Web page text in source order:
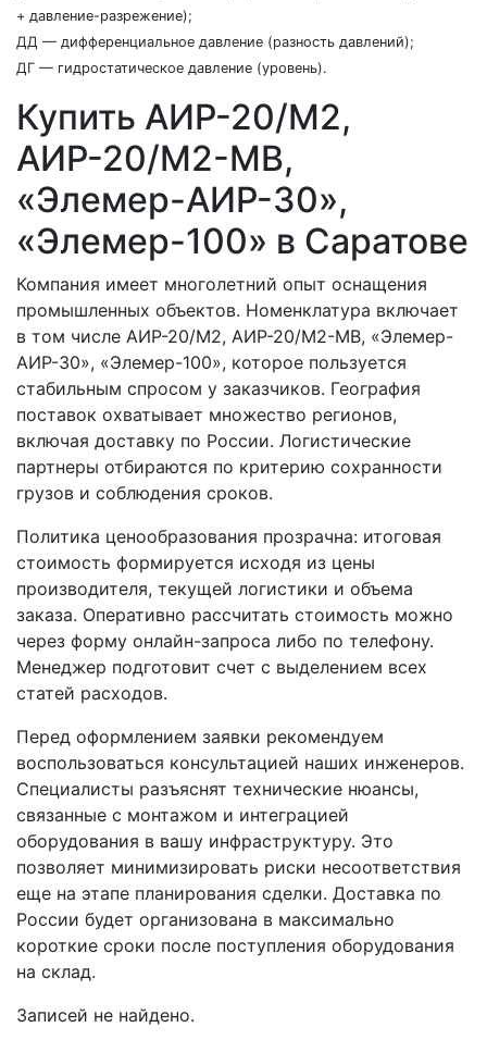
+ давление-разрежение);
ДД — дифференциальное давление (разность давлений);
ДГ — гидростатическое давление (уровень).
Купить АИР-20/М2,
АИР-20/М2-MB,
«Элемер-АИР-30»,
«Элемер-100» в Саратове
Компания имеет многолетний опыт оснащения
промышленных объектов. Номенклатура включает
в том числе АИР-20/М2, АИР-20/М2-MB, «Элемер-
АИР-30», «Элемер-100», которое пользуется
стабильным спросом у заказчиков. География
поставок охватывает множество регионов,
включая доставку по России. Логистические
партнеры отбираются по критерию сохранности
грузов и соблюдения сроков.
Политика ценообразования прозрачна: итоговая
стоимость формируется исходя из цены
производителя, текущей логистики и объема
заказа. Оперативно рассчитать стоимость можно
через форму онлайн-запроса либо по телефону.
Менеджер подготовит счет с выделением всех
статей расходов.
Перед оформлением заявки рекомендуем
воспользоваться консультацией наших инженеров.
Специалисты разъяснят технические нюансы,
связанные с монтажом и интеграцией
оборудования в вашу инфраструктуру. Это
позволяет минимизировать риски несоответствия
еще на этапе планирования сделки. Доставка по
России будет организована в максимально
короткие сроки после поступления оборудования
на склад.
Записей не найдено.